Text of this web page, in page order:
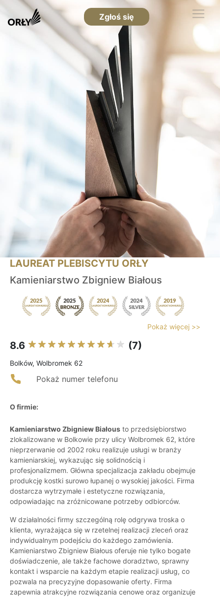
Zgłoś się
LAUREAT PLEBISCYTU ORŁY
Kamieniarstwo Zbigniew Białous
Pokaż więcej >>
8.6 (7)
Bolków, Wolbromek 62
Pokaż numer telefonu
O firmie:
Kamieniarstwo Zbigniew Białous to przedsiębiorstwo
zlokalizowane w Bolkowie przy ulicy Wolbromek 62, które
nieprzerwanie od 2002 roku realizuje usługi w branży
kamieniarskiej, wykazując się solidnością i
profesjonalizmem. Główna specjalizacja zakładu obejmuje
produkcję kostki surowo łupanej o wysokiej jakości. Firma
dostarcza wytrzymałe i estetyczne rozwiązania,
odpowiadając na zróżnicowane potrzeby odbiorców.
W działalności firmy szczególną rolę odgrywa troska o
klienta, wyrażająca się w rzetelnej realizacji zleceń oraz
indywidualnym podejściu do każdego zamówienia.
Kamieniarstwo Zbigniew Białous oferuje nie tylko bogate
doświadczenie, ale także fachowe doradztwo, sprawny
kontakt i wsparcie na każdym etapie realizacji usług, co
pozwala na precyzyjne dopasowanie oferty. Firma
zapewnia atrakcyjne rozwiązania cenowe oraz organizuje